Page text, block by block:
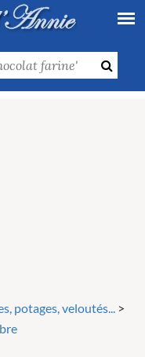
potages, veloutés... >